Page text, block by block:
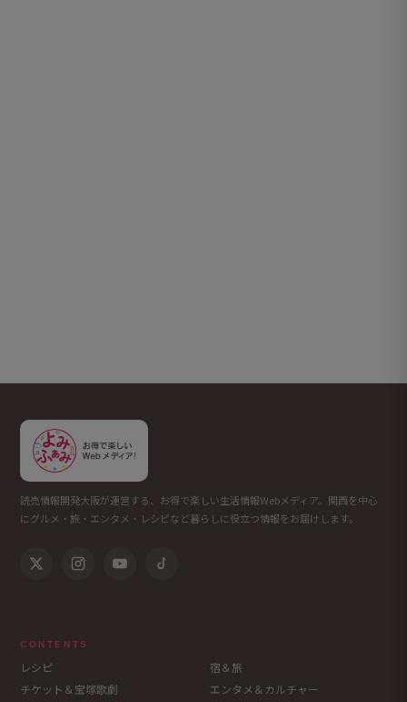
読売情報開発大阪が運営する、お得で楽しい生活情報Webメディア。関西を中心
にグルメ・旅・エンタメ・レシピなど暮らしに役立つ情報をお届けします。
CONTENTS
レシピ
宿＆旅
チケット＆宝塚歌劇
エンタメ＆カルチャー